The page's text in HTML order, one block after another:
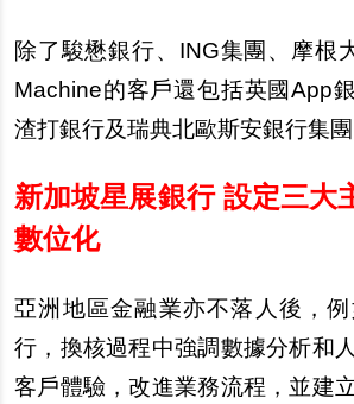
除了駿懋銀行、ING集團、摩根
Machine的客戶還包括英國App
渣打銀行及瑞典北歐斯安銀行集團
新加坡星展銀行 設定三大
數位化
亞洲地區金融業亦不落人後，
行，換核過程中強調數據分析和
客戶體驗，改進業務流程，並建